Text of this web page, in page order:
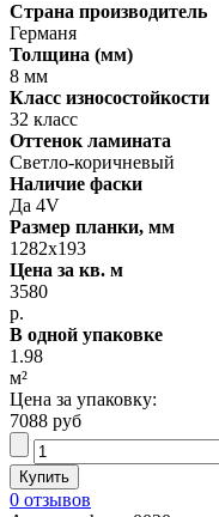
Страна производитель
Германя
Толщина (мм)
8 мм
Класс износостойкости
32 класс
Оттенок ламината
Светло-коричневый
Наличие фаски
Да 4V
Размер планки, мм
1282х193
Цена за кв. м
3580
р.
В одной упаковке
1.98
м²
Цена за упаковку:
7088 руб
0 отзывов